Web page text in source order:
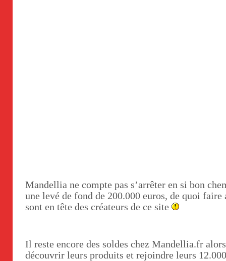
Mandellia ne compte pas s’arrêter en si bon
une levé de fond de 200.000 euros, de quoi
sont en tête des créateurs de ce site
Il reste encore des soldes chez Mandellia.fr
découvrir leurs produits et rejoindre leurs